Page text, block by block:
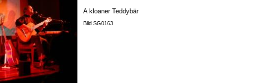
A kloaner Teddybär
Bild SG0163